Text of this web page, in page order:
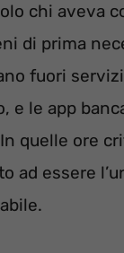
chi aveva
di prima
fuori
e le app
quelle ore
ad essere